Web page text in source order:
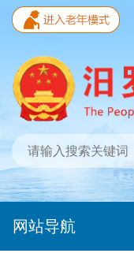
网站导航